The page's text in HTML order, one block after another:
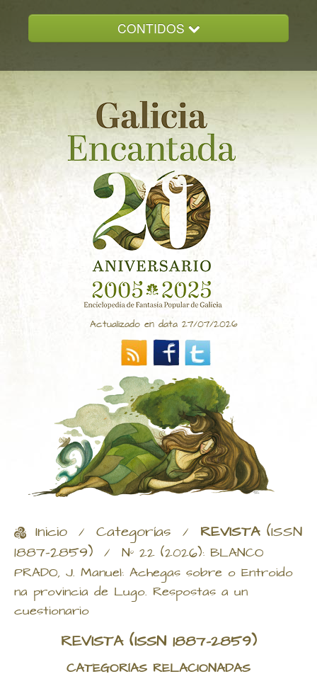
CONTIDOS
GALICIA ENCANTADA
DOCUMENTACION
NOVAS
CONTACTO
Actualizado en data 27/07/2026
Inicio / Categorías / REVISTA (ISSN
1887-2859) / Nº 22 (2026): BLANCO
PRADO, J. Manuel: Achegas sobre o Entroido
na provincia de Lugo. Respostas a un
cuestionario
REVISTA(ISSN 1887-2859)
CATEGORÍAS RELACIONADAS